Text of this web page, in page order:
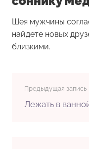
Шея мужчины
найдете новых
близкими.
Предыдущая запись
Лежать в